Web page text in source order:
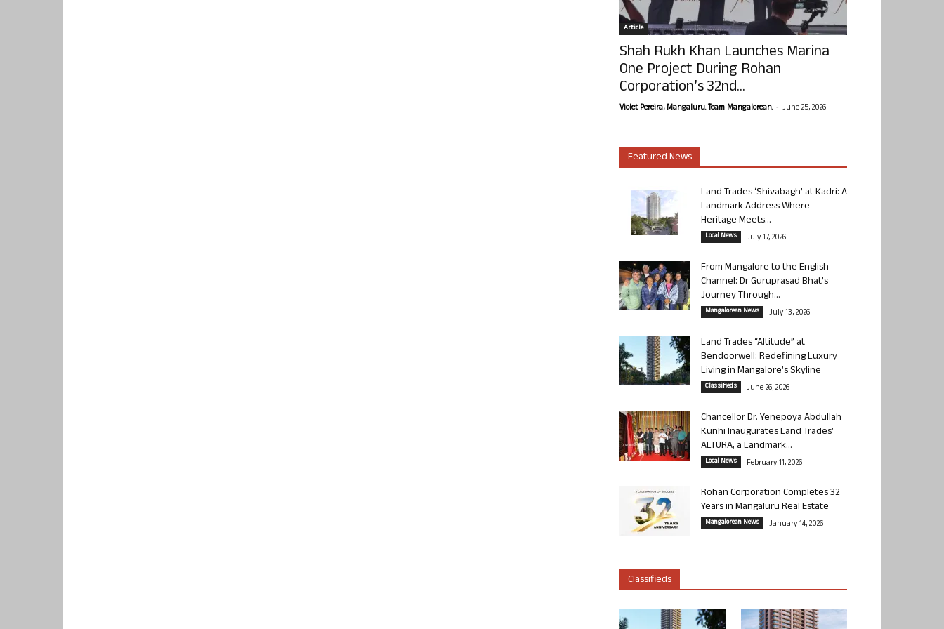
Article
Shah Rukh Khan Launches Marina
One Project During Rohan
Corporation’s 32nd...
Violet Pereira, Mangaluru. Team Mangalorean. - June 25, 2026
Featured News
Land Trades ‘Shivabagh’ at Kadri: A
Landmark Address Where
Heritage Meets...
Local News July 17, 2026
From Mangalore to the English
Channel: Dr Guruprasad Bhat’s
Journey Through...
Mangalorean News July 13, 2026
Land Trades “Altitude” at
Bendoorwell: Redefining Luxury
Living in Mangalore’s Skyline
Classifieds June 26, 2026
Chancellor Dr. Yenepoya Abdullah
Kunhi Inaugurates Land Trades’
ALTURA, a Landmark...
Local News February 11, 2026
Rohan Corporation Completes 32
Years in Mangaluru Real Estate
Mangalorean News January 14, 2026
Classifieds